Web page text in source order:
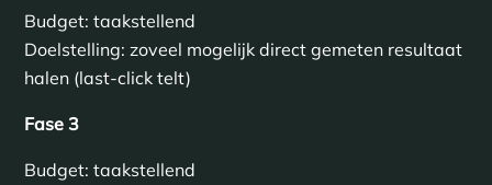
Budget: taakstellend
Doelstelling: zoveel mogelijk direct gemeten resultaat
halen (last-click telt)
Fase 3
Budget: taakstellend